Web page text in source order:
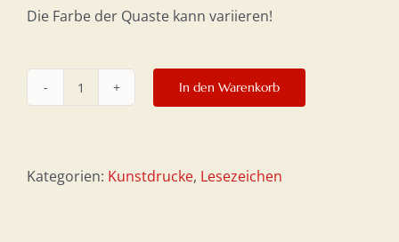
Die Farbe der Quaste kann variieren!
Lesezeichen
Menge
In den Warenkorb
Kategorien: Kunstdrucke, Lesezeichen